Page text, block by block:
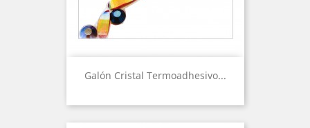
Galón Cristal Termoadhesivo...